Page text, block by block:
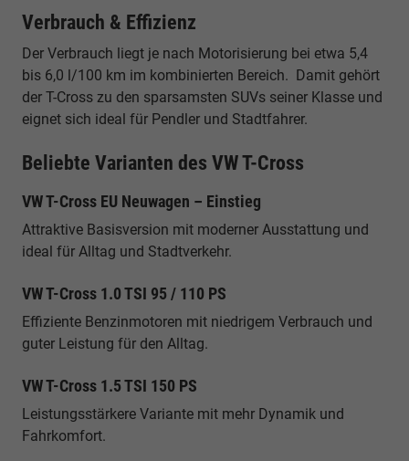
Verbrauch & Effizienz
Der Verbrauch liegt je nach Motorisierung bei etwa 5,4
bis 6,0 l/100 km im kombinierten Bereich. Damit gehört
der T-Cross zu den sparsamsten SUVs seiner Klasse und
eignet sich ideal für Pendler und Stadtfahrer.
Beliebte Varianten des VW T-Cross
VW T-Cross EU Neuwagen – Einstieg
Attraktive Basisversion mit moderner Ausstattung und
ideal für Alltag und Stadtverkehr.
VW T-Cross 1.0 TSI 95 / 110 PS
Effiziente Benzinmotoren mit niedrigem Verbrauch und
guter Leistung für den Alltag.
VW T-Cross 1.5 TSI 150 PS
Leistungsstärkere Variante mit mehr Dynamik und
Fahrkomfort.